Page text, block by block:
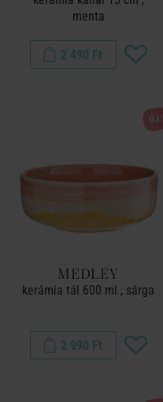
menta
2 490 Ft
ÚJ!
MEDLEY
kerámia tál 600 ml , sárga
2 990 Ft